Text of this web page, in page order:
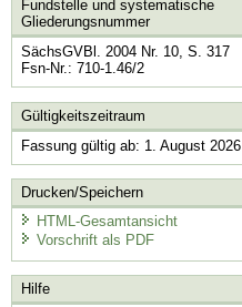
Fundstelle und systematische
Gliederungsnummer
SächsGVBl. 2004 Nr. 10, S. 317
Fsn-Nr.: 710-1.46/2
Gültigkeitszeitraum
Fassung gültig ab: 1. August 2026
Drucken/Speichern
HTML-Gesamtansicht
Vorschrift als PDF
Hilfe